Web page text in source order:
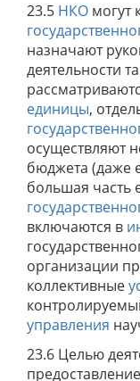
23.5 НКО могут
назначают
деятельности
единицы,
осуществляют
бюджета (даже
большая часть
включаются в
организации
коллективные
управления
23.6 Целью
предоставление